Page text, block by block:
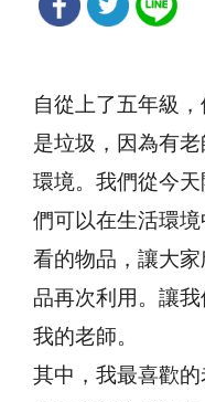
自從上了五年級
是垃圾，因為有
環境。我們從今
們可以在生活環
看的物品，讓大
品再次利用。讓
我的老師。
其中，我最喜歡